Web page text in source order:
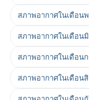
สภาพอากาศในเดือน
สภาพอากาศในเดือน
สภาพอากาศในเดือน
สภาพอากาศในเดือน